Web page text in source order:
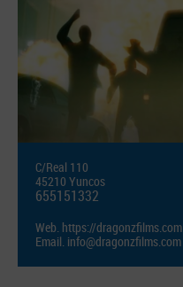
C/Real 110
45210 Yuncos
655151332
Web. https://dragonzfilms.com
Email. info@dragonzfilms.com